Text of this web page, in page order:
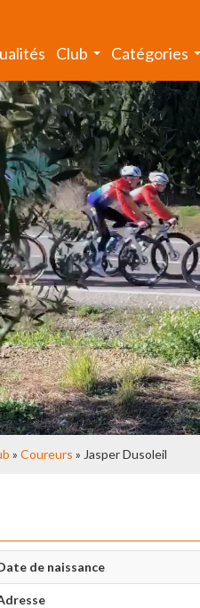
Club Catégories
» Coureurs » Jasper Dusoleil
de naissance